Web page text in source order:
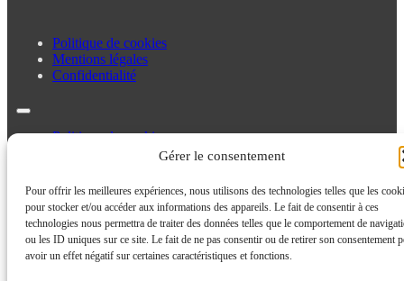
Gérer le consentement
Pour offrir les meilleures expériences, nous utilisons des technologies telles que les
pour stocker et/ou accéder aux informations des appareils. Le fait de consentir à ces
technologies nous permettra de traiter des données telles que le comportement de
ou les ID uniques sur ce site. Le fait de ne pas consentir ou de retirer son consentement
avoir un effet négatif sur certaines caractéristiques et fonctions.
Politique de cookies
Mentions légales
Confidentialité
Politique de cookies